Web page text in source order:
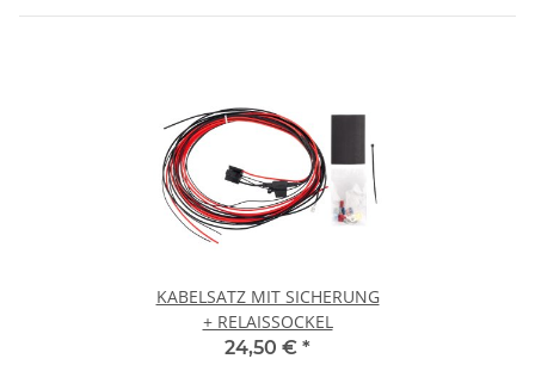
KABELSATZ MIT SICHERUNG
+ RELAISSOCKEL
24,50 € *